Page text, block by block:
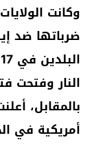
وكانت
ضرباتها ضد
النار وفتحت
بالمقابل،
أمريكية في